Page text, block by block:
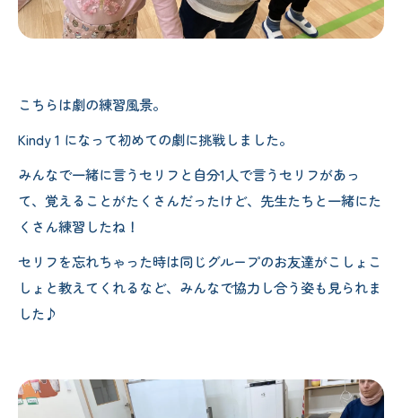
こちらは劇の練習風景。
Kindy 1 になって初めての劇に挑戦しました。
みんなで一緒に言うセリフと自分1人で言うセリフがあっ
て、覚えることがたくさんだったけど、先生たちと一緒にた
くさん練習したね！
セリフを忘れちゃった時は同じグループのお友達がこしょこ
しょと教えてくれるなど、みんなで協力し合う姿も見られま
した♪